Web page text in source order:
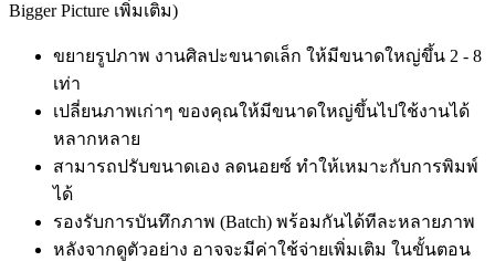
Bigger Picture เพิ่มเติม)
ขยายรูปภาพ งานศิลปะขนาดเล็ก ให้มีขนาดใหญ่ขึ้น 2 - 8
เท่า
เปลี่ยนภาพเก่าๆ ของคุณให้มีขนาดใหญ่ขึ้นไปใช้งานได้
หลากหลาย
สามารถปรับขนาดเอง ลดนอยซ์ ทำให้เหมาะกับการพิมพ์
ได้
รองรับการบันทึกภาพ (Batch) พร้อมกันได้ทีละหลายภาพ
หลังจากดูตัวอย่าง อาจจะมีค่าใช้จ่ายเพิ่มเติม ในขั้นตอน